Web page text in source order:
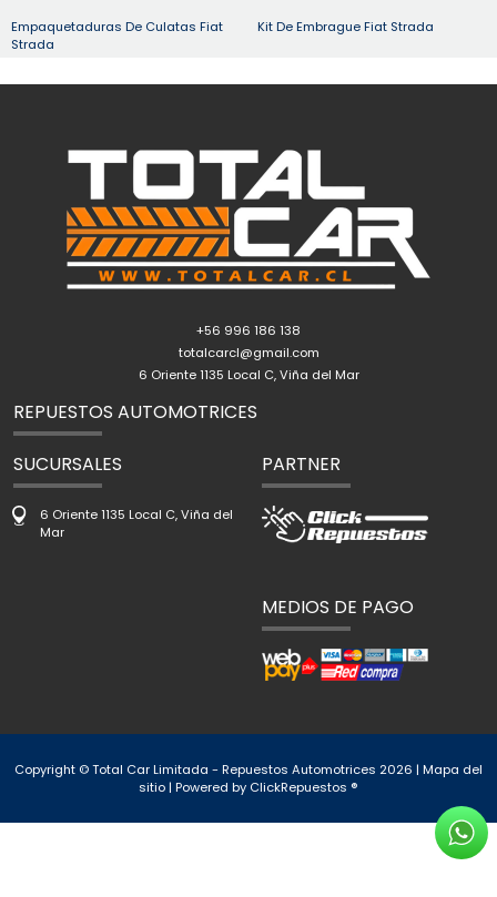
Empaquetaduras De Culatas Fiat
Strada
Kit De Embrague Fiat Strada
+56 996 186 138
totalcarcl@gmail.com
6 Oriente 1135 Local C, Viña del Mar
REPUESTOS AUTOMOTRICES
SUCURSALES
6 Oriente 1135 Local C, Viña del
Mar
PARTNER
MEDIOS DE PAGO
Copyright © Total Car Limitada - Repuestos Automotrices 2026 | Mapa del
sitio| Powered by ClickRepuestos ®